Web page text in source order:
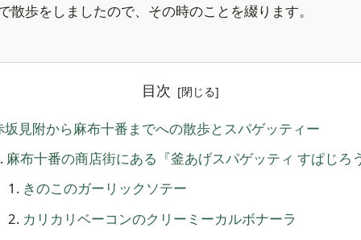
散歩をしましたので、その時のことを綴ります。
目次
坂見附から麻布十番までへの散歩とスパゲッティー
麻布十番の商店街にある『釜あげスパゲッティ すぱじろ
きのこのガーリックソテー
カリカリベーコンのクリーミーカルボナーラ